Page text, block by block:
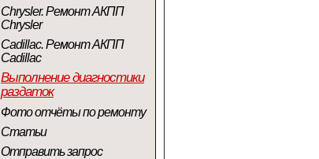
Chrysler. Ремонт АКПП
Chrysler
Cadillac. Ремонт АКПП
Cadillac
Выполнение диагностики
раздаток
Фото отчёты по ремонту
Статьи
Отправить запрос